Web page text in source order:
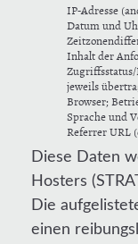
IP-Adresse
Datum und
Inhalt der
jeweils
Browser;
Sprache und
Referrer URL
Diese Daten
Hosters
Die
einen